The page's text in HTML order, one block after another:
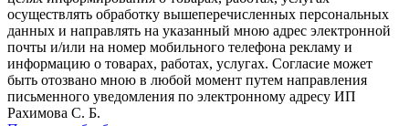
осуществлять обработку вышеперечисленных персональных
данных и направлять на указанный мною адрес электронной
почты и/или на номер мобильного телефона рекламу и
информацию о товарах, работах, услугах. Согласие может
быть отозвано мною в любой момент путем направления
письменного уведомления по электронному адресу ИП
Рахимова С. Б.